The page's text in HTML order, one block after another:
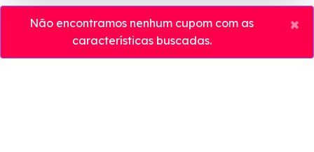
Não encontramos nenhum cupom com as
características buscadas.
×